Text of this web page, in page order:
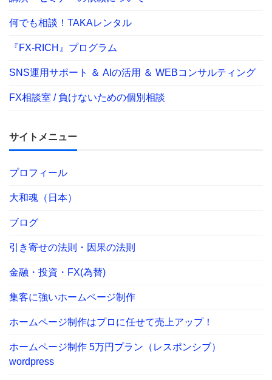
何でも相談！TAKAレンタル
『FX-RICH』プログラム
SNS運用サポート ＆ AIの活用 ＆ WEBコンサルティング
FX相談室 / 負けないための個別相談
サイトメニュー
プロフィール
大和魂（日本）
ブログ
引き寄せの法則・因果の法則
金融・投資・FX(為替)
集客に強いホームページ制作
ホームページ制作はプロに任せて売上アップ！
ホームページ制作 5万円プラン（レスポンシブ）
wordpress